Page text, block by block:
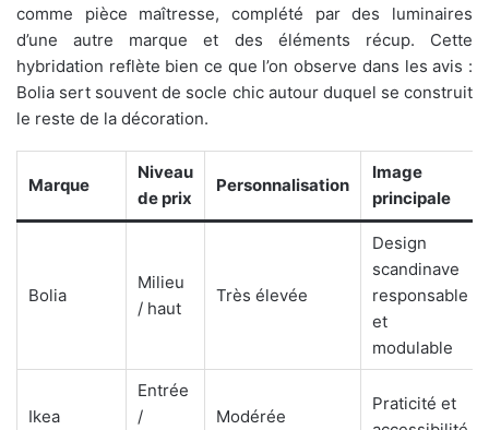
comme pièce maîtresse, complété par des luminaires
d’une autre marque et des éléments récup. Cette
hybridation reflète bien ce que l’on observe dans les avis :
Bolia sert souvent de socle chic autour duquel se construit
le reste de la décoration.
Marque
Niveau
de prix
Personnalisation
Image
principale
Bolia
Milieu
/ haut
Très élevée
Design
scandinave
responsable
et
modulable
Ikea
Entrée
/
Modérée
Praticité et